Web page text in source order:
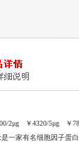
2μg ￥4320/5μg ￥
是一家有名细胞因子蛋